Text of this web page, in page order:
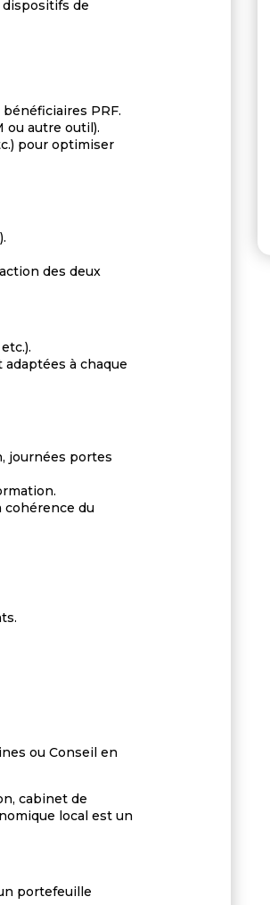
dispositifs de
PRF.
ou autre outil).
pour optimiser
des deux
à chaque
journées portes
cohérence du
ou Conseil en
cabinet de
local est un
portefeuille